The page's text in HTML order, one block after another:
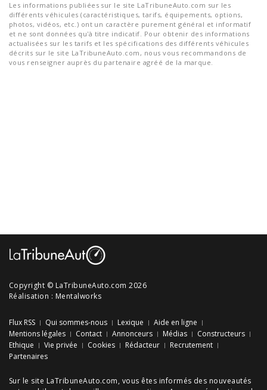
Les informations publiées sur le site LaTribuneAuto.com sur les
différents véhicules (caractéristiques, tarifs, équipements, options,
photos, vidéos, etc.) ont un caractère purement général et informatif
et ne sont données qu'à titre indicatif. Pour obtenir des informations
actualisées sur les tarifs et les spécifications des différents véhicules
décrits sur le site LaTribuneAuto.com, nous vous recommandons de
vous renseigner auprès du partenaire agréé de la marque.
Copyright © LaTribuneAuto.com 2026
Réalisation : Mentalworks
Flux RSS Qui sommes-nous Lexique
Aide en ligne
Mentions légales
Contact Annonceurs Médias
Constructeurs
Ethique
Vie privée Cookies Rédacteur
Recrutement
Partenaires
Sur le site LaTribuneAuto.com, vous êtes informés des nouveautés